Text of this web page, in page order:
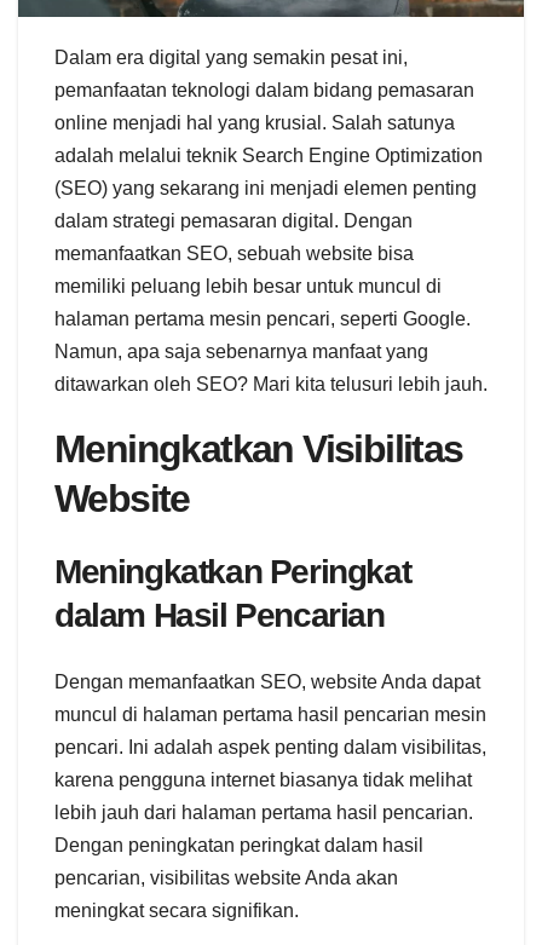
Dalam era digital yang semakin pesat ini,
pemanfaatan teknologi dalam bidang pemasaran
online menjadi hal yang krusial. Salah satunya
adalah melalui teknik Search Engine Optimization
(SEO) yang sekarang ini menjadi elemen penting
dalam strategi pemasaran digital. Dengan
memanfaatkan SEO, sebuah website bisa
memiliki peluang lebih besar untuk muncul di
halaman pertama mesin pencari, seperti Google.
Namun, apa saja sebenarnya manfaat yang
ditawarkan oleh SEO? Mari kita telusuri lebih jauh.
Meningkatkan Visibilitas
Website
Meningkatkan Peringkat
dalam Hasil Pencarian
Dengan memanfaatkan SEO, website Anda dapat
muncul di halaman pertama hasil pencarian mesin
pencari. Ini adalah aspek penting dalam visibilitas,
karena pengguna internet biasanya tidak melihat
lebih jauh dari halaman pertama hasil pencarian.
Dengan peningkatan peringkat dalam hasil
pencarian, visibilitas website Anda akan
meningkat secara signifikan.